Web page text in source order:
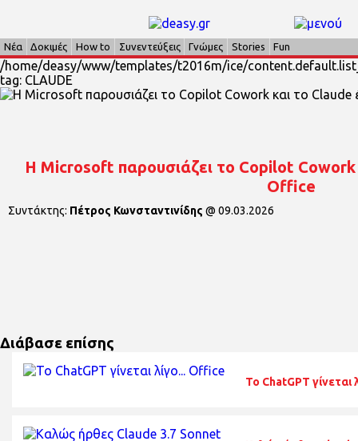
Νέα Δοκιμές How to Συνεντεύξεις Γνώμες Stories Fun
/home/deasy/www/templates/t2016m/ice/
tag: CLAUDE
Η Microsoft παρουσιάζει το Copilot Cowork
Office
Συντάκτης: Πέτρος Κωνσταντινίδης @ 09.03.2026
Διάβασε επίσης
Το ChatGPT